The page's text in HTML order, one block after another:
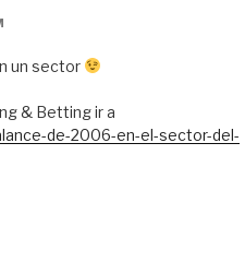
un sector
& Betting ir a
de-2006-en-el-sector-del-